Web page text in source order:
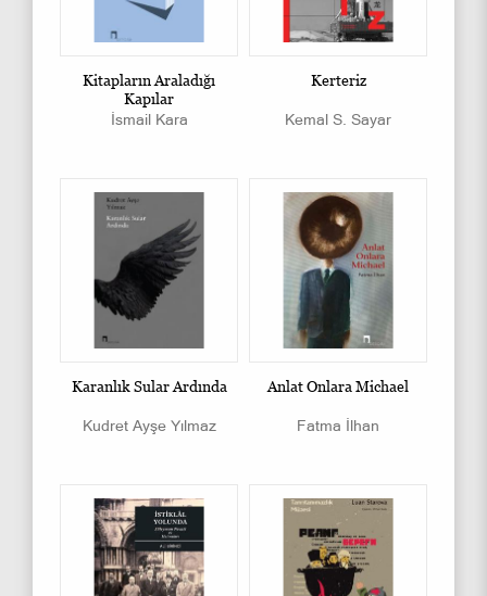
Kitapların Araladığı
Kapılar
İsmail Kara
Kerteriz
Kemal S. Sayar
Karanlık Sular Ardında
Kudret Ayşe Yılmaz
Anlat Onlara Michael
Fatma İlhan